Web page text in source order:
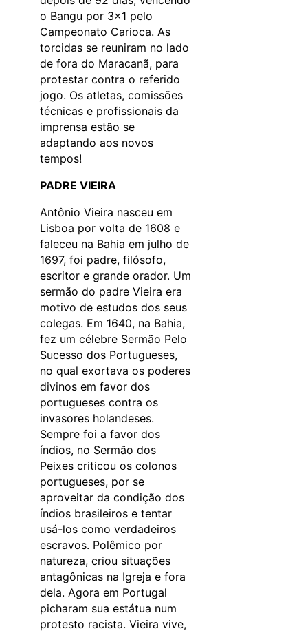
o Bangu por 3×1 pelo
Campeonato Carioca. As
torcidas se reuniram no lado
de fora do Maracanã, para
protestar contra o referido
jogo. Os atletas, comissões
técnicas e profissionais da
imprensa estão se
adaptando aos novos
tempos!
PADRE VIEIRA
Antônio Vieira nasceu em
Lisboa por volta de 1608 e
faleceu na Bahia em julho de
1697, foi padre, filósofo,
escritor e grande orador. Um
sermão do padre Vieira era
motivo de estudos dos seus
colegas. Em 1640, na Bahia,
fez um célebre Sermão Pelo
Sucesso dos Portugueses,
no qual exortava os poderes
divinos em favor dos
portugueses contra os
invasores holandeses.
Sempre foi a favor dos
índios, no Sermão dos
Peixes criticou os colonos
portugueses, por se
aproveitar da condição dos
índios brasileiros e tentar
usá-los como verdadeiros
escravos. Polêmico por
natureza, criou situações
antagônicas na Igreja e fora
dela. Agora em Portugal
picharam sua estátua num
protesto racista. Vieira vive,